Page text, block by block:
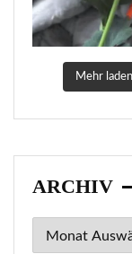
Mehr
ARCHIV
Archiv